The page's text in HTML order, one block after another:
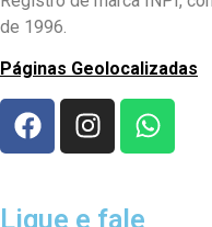
de 1996.
Páginas Geolocalizadas
Ligue e fale